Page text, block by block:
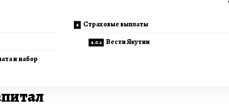
и набор
Страховые выплаты
Вести Якутии